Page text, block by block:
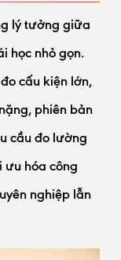
lý tưởng giữa
học nhỏ gọn.
cấu kiện lớn,
phiên bản
cầu đo lường
ưu hóa công
nghiệp lẫn